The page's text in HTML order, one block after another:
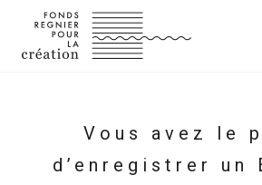
Vous avez le
d’enregistrer un